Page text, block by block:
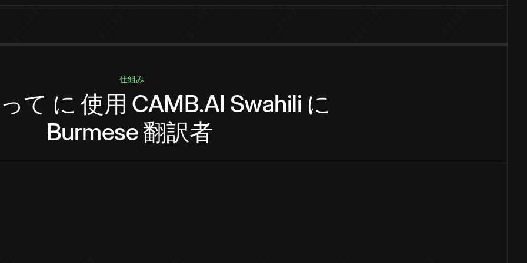
仕組み
て に 使用 CAMB.AI Swahili に
Burmese翻訳者